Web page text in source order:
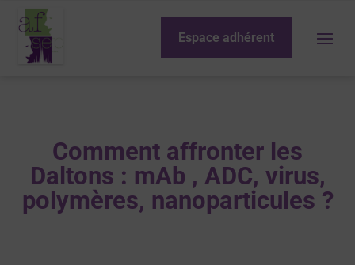
Espace adhérent
Comment affronter les
Daltons : mAb , ADC, virus,
polymères, nanoparticules ?